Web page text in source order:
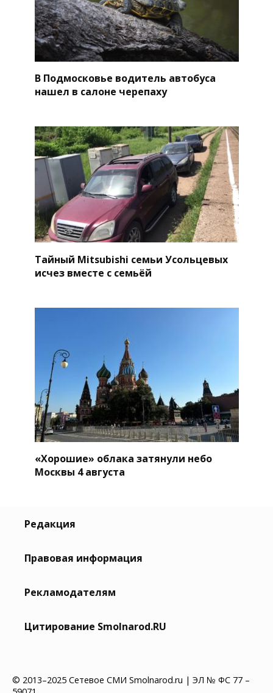
В Подмосковье водитель автобуса
нашел в салоне черепаху
Тайный Mitsubishi семьи Усольцевых
исчез вместе с семьёй
«Хорошие» облака затянули небо
Москвы 4 августа
Редакция
Правовая информация
Рекламодателям
Цитирование Smolnarod.RU
© 2013–2025 Сетевое СМИ Smolnarod.ru | ЭЛ № ФС 77 –